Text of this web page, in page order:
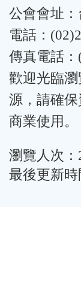
公會會址
電話：
傳真電話：
歡迎光臨
源，請確
商業使用。
瀏覽人次：
最後更新時